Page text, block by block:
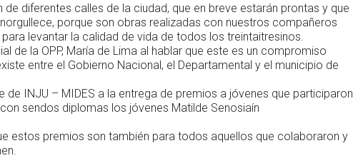
diferentes calles de la ciudad, que en breve estarán prontas y que
porque son obras realizadas con nuestros compañeros
levantar la calidad de vida de todos los treintaitresinos.
de la OPP, María de Lima al hablar que este es un compromiso
entre el Gobierno Nacional, el Departamental y el municipio de
INJU – MIDES a la entrega de premios a jóvenes que participaron
sendos diplomas los jóvenes Matilde Senosiaín
estos premios son también para todos aquellos que colaboraron y